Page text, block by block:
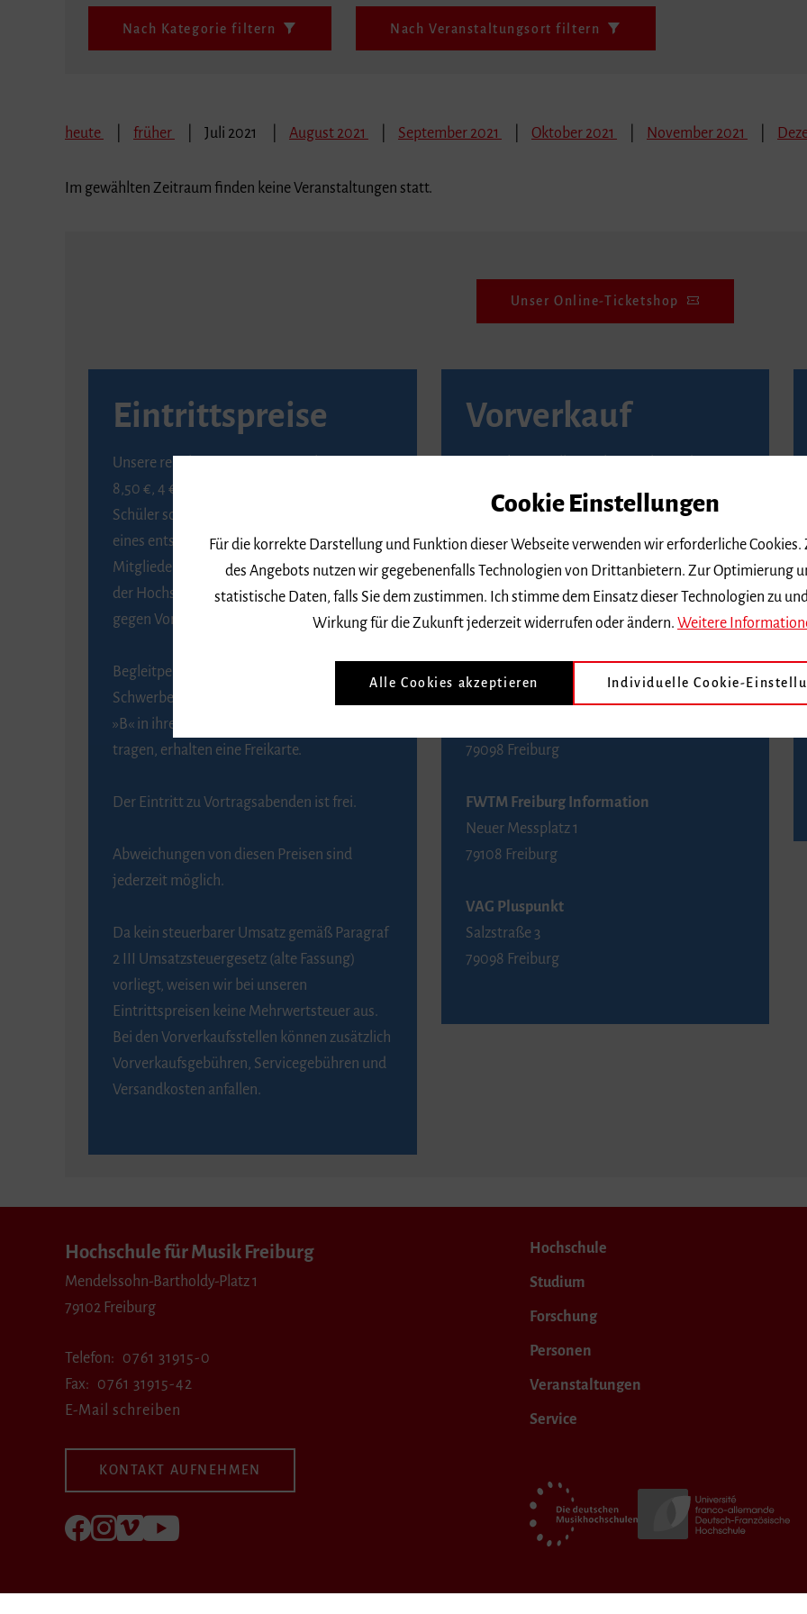
Nach Kategorie filtern Nach Veranstaltungsort filtern
heute früher Juli 2021 August 2021 September 2021 Oktober 2021 November 2021
Im gewählten Zeitraum finden keine Veranstaltungen statt.
Unser Online-Ticketshop
Eintrittspreise
Unsere regulären Eintrittspreise betragen
8,50 €, 4 € ermäßigt für Schülerinnen und
Schüler sowie Studierende gegen Vorlage
eines entsprechenden Nachweises, 6 € für
Mitglieder der Gesellschaft zur Förderung
der Hochschule für Musik Freiburg e. V.
gegen Vorlage des Mitgliedsausweises.
Begleitpersonen von Menschen mit
Schwerbehinderung, die das Merkzeichen
»B« in ihrem Schwerbehindertenausweis
tragen, erhalten eine Freikarte.
Der Eintritt zu Vortragsabenden ist frei.
Abweichungen von diesen Preisen sind
jederzeit möglich.
Da kein steuerbarer Umsatz gemäß Paragraf
2 III Umsatzsteuergesetz (alte Fassung)
vorliegt, weisen wir bei unseren
Eintrittspreisen keine Mehrwertsteuer aus.
Bei den Vorverkaufsstellen können zusätzlich
Vorverkaufsgebühren, Servicegebühren und
Versandkosten anfallen.
Vorverkauf
Vorverkaufsstellen in Ihrer Nähe finden Sie
BZ-Kartenservice Freiburg
Kaiser-Joseph-Straße 229
79098 Freiburg
Telefon 0761 4968888 (Reservierungen sind
FWTM Tourist-Information
79098 Freiburg
FWTM Freiburg Information
Neuer Messplatz 1
79108 Freiburg
VAG Pluspunkt
Salzstraße 3
79098 Freiburg
Hochschule für Musik Freiburg
Mendelssohn-Bartholdy-Platz 1
79102 Freiburg
Telefon
0761 31915-0
Fax
0761 31915-42
E-Mail schreiben
KONTAKT AUFNEHMEN
Folgen Sie uns auf Facebook
Folgen Sie uns auf Instagram
Besuchen Sie uns bei Vimeo
Besuchen Sie uns bei youtube
Hochschule
Studium
Forschung
Personen
Veranstaltungen
Service
Cookie Einstellungen
Für die korrekte Darstellung und Funktion dieser Webseite verwenden wir erforderliche
des Angebots nutzen wir gegebenenfalls Technologien von Drittanbietern. Zur Optimierung
statistische Daten, falls Sie dem zustimmen. Ich stimme dem Einsatz dieser Technologien zu
Wirkung für die Zukunft jederzeit widerrufen oder ändern. Weitere
Alle Cookies akzeptieren Individuelle Cookie-